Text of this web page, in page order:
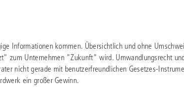
Verkehrsrecht
Versicherungsrecht
Online-Produktberater starten
Alle Kontaktmöglichkeiten
Informationen kommen. Übersichtlich und ohne
zum Unternehmen "Zukunft" wird. Umwandlungsrecht
nicht gerade mit benutzerfreundlichen Gesetzes-
ein großer Gewinn.